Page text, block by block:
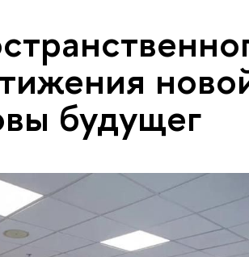
будущег